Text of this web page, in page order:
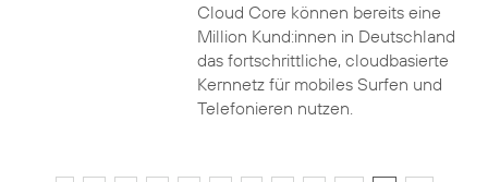
Cloud Core können bereits eine
Million Kund:innen in Deutschland
das fortschrittliche, cloudbasierte
Kernnetz für mobiles Surfen und
Telefonieren nutzen.